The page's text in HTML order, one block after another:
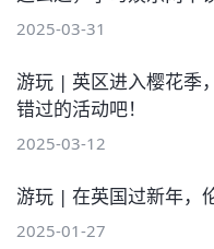
2025-03-31
游玩 | 英区进入樱花季
错过的活动吧！
2025-03-12
游玩 | 在英国过新年，
2025-01-27